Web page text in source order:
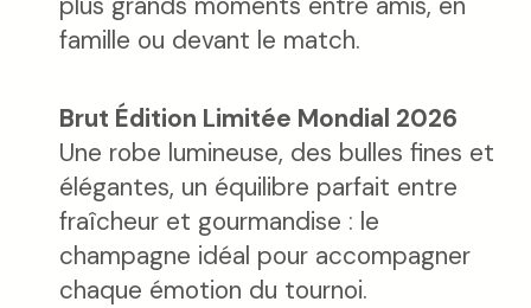
famille ou devant le match.
Brut Édition Limitée Mondial 2026
Une robe lumineuse, des bulles fines et
élégantes, un équilibre parfait entre
fraîcheur et gourmandise : le
champagne idéal pour accompagner
chaque émotion du tournoi.